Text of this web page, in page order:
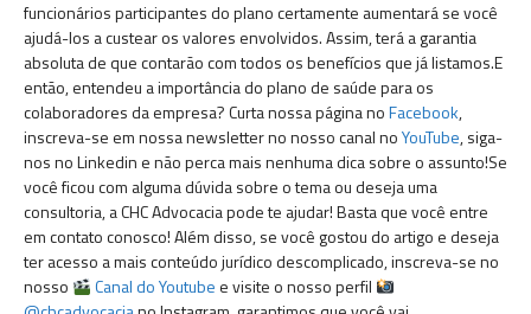
funcionários participantes do plano certamente aumentará se você
ajudá-los a custear os valores envolvidos. Assim, terá a garantia
absoluta de que contarão com todos os benefícios que já listamos.E
então, entendeu a importância do plano de saúde para os
colaboradores da empresa? Curta nossa página noFacebook,
inscreva-se em nossa newsletter no nosso canal noYouTube, siga-
nos no Linkedin e não perca mais nenhuma dica sobre o assunto!Se
você ficou com alguma dúvida sobre o tema ou deseja uma
consultoria, a CHC Advocacia pode te ajudar! Basta que você entre
em contato conosco! Além disso, se você gostou do artigo e deseja
ter acesso a mais conteúdo jurídico descomplicado, inscreva-se no
nosso
Canal do Youtube e visite o nosso perfil